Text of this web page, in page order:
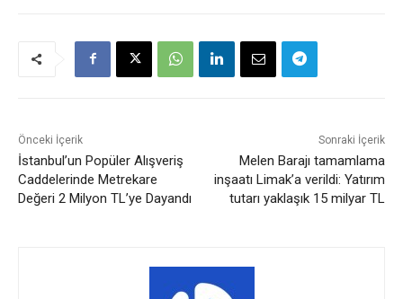
Önceki İçerik
İstanbul’un Popüler Alışveriş
Caddelerinde Metrekare
Değeri 2 Milyon TL’ye Dayandı
Sonraki İçerik
Melen Barajı tamamlama
inşaatı Limak’a verildi: Yatırım
tutarı yaklaşık 15 milyar TL